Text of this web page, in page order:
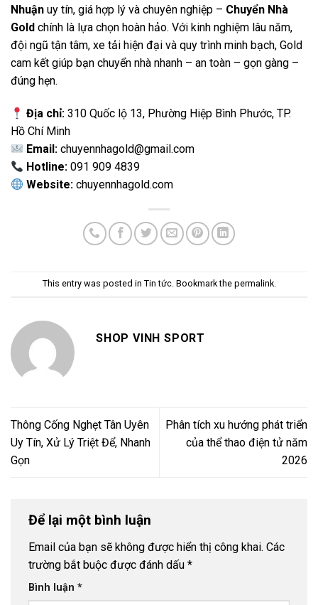
Nhuận uy tín, giá hợp lý và chuyên nghiệp – Chuyển Nhà
Gold chính là lựa chọn hoàn hảo. Với kinh nghiệm lâu năm,
đội ngũ tận tâm, xe tải hiện đại và quy trình minh bạch, Gold
cam kết giúp bạn chuyển nhà nhanh – an toàn – gọn gàng –
đúng hẹn.
Địa chỉ: 310 Quốc lộ 13, Phường Hiệp Bình Phước, TP.
Hồ Chí Minh
Email: chuyennhagold@gmail.com
Hotline: 091 909 4839
Website: chuyennhagold.com
This entry was posted in Tin tức. Bookmark the permalink.
SHOP VINH SPORT
Thông Cống Nghẹt Tân Uyên
Uy Tín, Xử Lý Triệt Để, Nhanh
Gọn
Phân tích xu hướng phát triển
của thể thao điện tử năm
2026
Để lại một bình luận
Email của bạn sẽ không được hiển thị công khai. Các
trường bắt buộc được đánh dấu *
Bình luận *